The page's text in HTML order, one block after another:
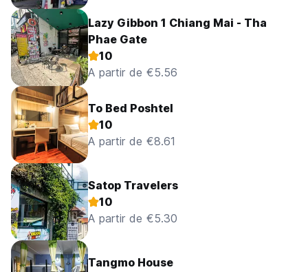
Lazy Gibbon 1 Chiang Mai - Tha
Phae Gate
10
A partir de €5.56
To Bed Poshtel
10
A partir de €8.61
Satop Travelers
10
A partir de €5.30
Tangmo House